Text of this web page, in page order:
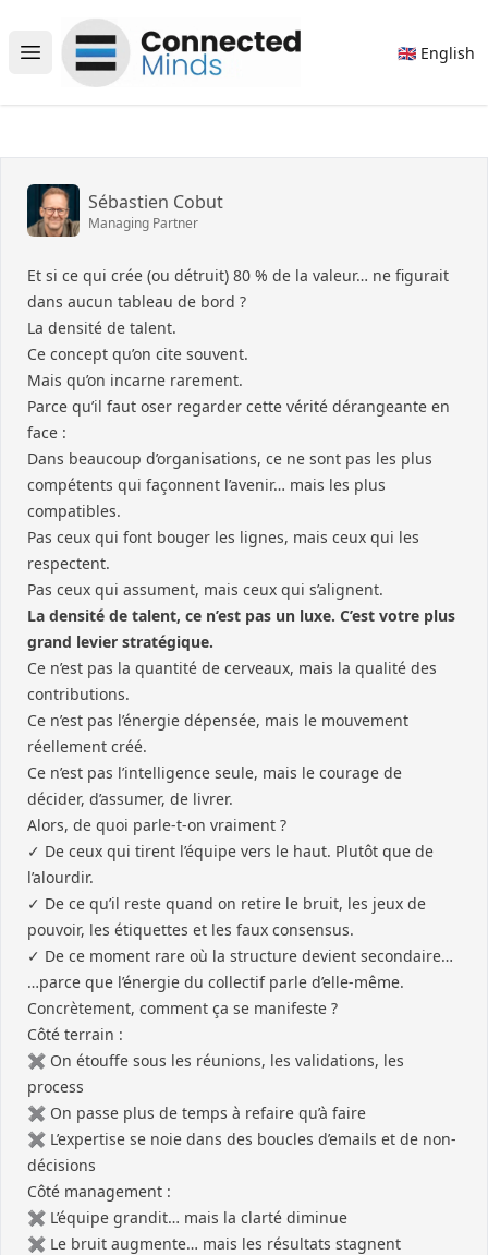
Open main menu
Connected Minds
🇬🇧 English
Sébastien Cobut
Managing Partner
Et si ce qui crée (ou détruit) 80 % de la valeur… ne figurait
dans aucun tableau de bord ?
La densité de talent.
Ce concept qu’on cite souvent.
Mais qu’on incarne rarement.
Parce qu’il faut oser regarder cette vérité dérangeante en
face :
Dans beaucoup d’organisations, ce ne sont pas les plus
compétents qui façonnent l’avenir… mais les plus
compatibles.
Pas ceux qui font bouger les lignes, mais ceux qui les
respectent.
Pas ceux qui assument, mais ceux qui s’alignent.
La densité de talent, ce n’est pas un luxe. C’est votre plus
grand levier stratégique.
Ce n’est pas la quantité de cerveaux, mais la qualité des
contributions.
Ce n’est pas l’énergie dépensée, mais le mouvement
réellement créé.
Ce n’est pas l’intelligence seule, mais le courage de
décider, d’assumer, de livrer.
Alors, de quoi parle-t-on vraiment ?
✓ De ceux qui tirent l’équipe vers le haut. Plutôt que de
l’alourdir.
✓ De ce qu’il reste quand on retire le bruit, les jeux de
pouvoir, les étiquettes et les faux consensus.
✓ De ce moment rare où la structure devient secondaire…
…parce que l’énergie du collectif parle d’elle-même.
Concrètement, comment ça se manifeste ?
Côté terrain :
✖️ On étouffe sous les réunions, les validations, les
process
✖️ On passe plus de temps à refaire qu’à faire
✖️ L’expertise se noie dans des boucles d’emails et de non-
décisions
Côté management :
✖️ L’équipe grandit… mais la clarté diminue
✖️ Le bruit augmente… mais les résultats stagnent